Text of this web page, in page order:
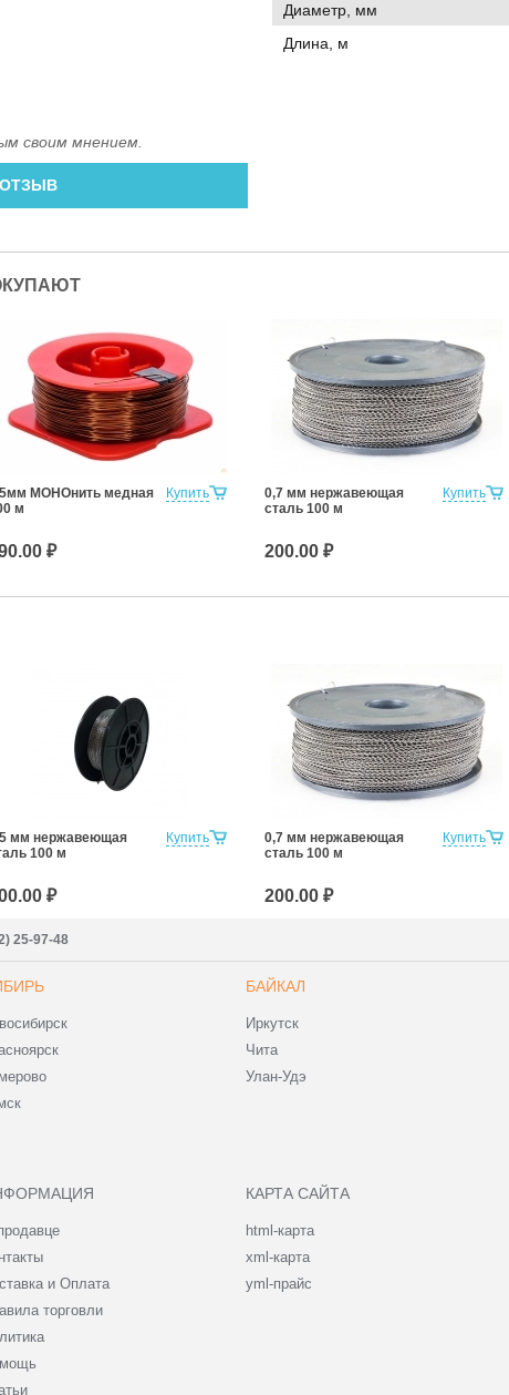
Диаметр, мм
Длина, м
своим мнением.
Купить
МОНОнить медная
м
₽
Купить
0,7 мм нержавеющая
сталь 100 м
200.00 ₽
Купить
мм нержавеющая
100 м
₽
Купить
0,7 мм нержавеющая
сталь 100 м
200.00 ₽
25-97-48
БАЙКАЛ
Иркутск
Чита
Улан-Удэ
и Оплата
торговли
КАРТА САЙТА
html-карта
xml-карта
yml-прайс